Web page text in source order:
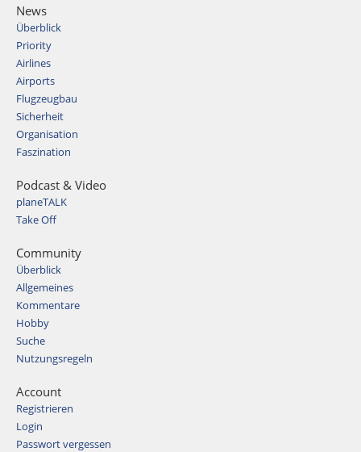
News
Überblick
Priority
Airlines
Airports
Flugzeugbau
Sicherheit
Organisation
Faszination
Podcast & Video
planeTALK
Take Off
Community
Überblick
Allgemeines
Kommentare
Hobby
Suche
Nutzungsregeln
Account
Registrieren
Login
Passwort vergessen